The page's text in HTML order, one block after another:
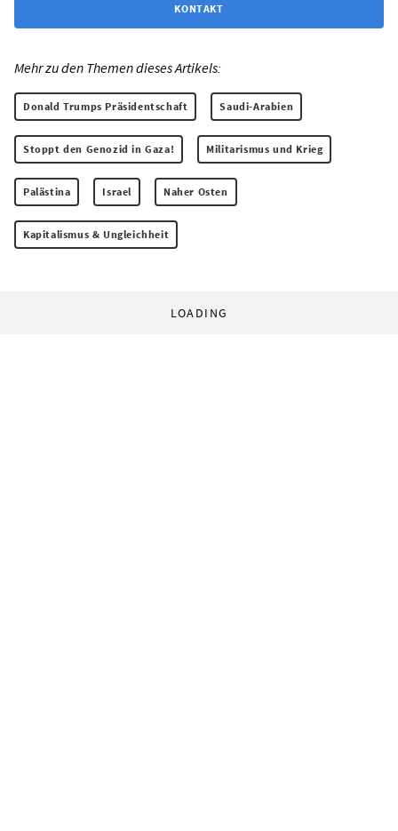
KONTAKT
Mehr zu den Themen dieses Artikels:
Donald Trumps Präsidentschaft Saudi-Arabien
Stoppt den Genozid in Gaza! Militarismus und Krieg
Palästina Israel Naher Osten
Kapitalismus & Ungleichheit
LOADING